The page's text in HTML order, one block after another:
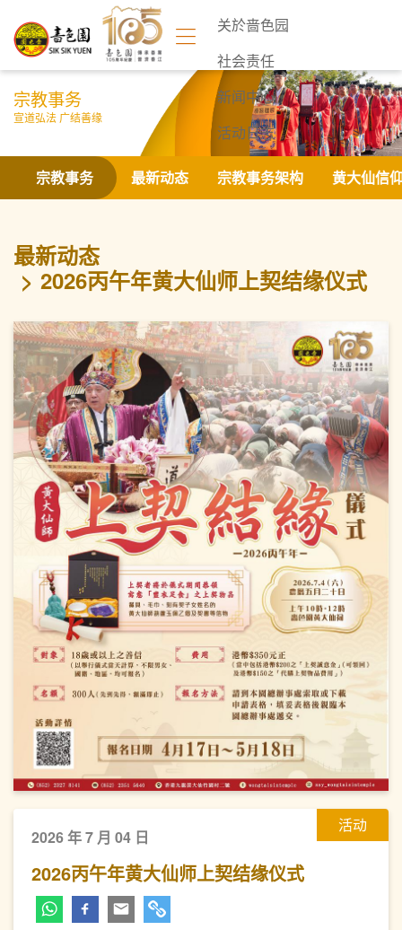
关於啬色园
社会责任
新闻中心
活动日志
联络我们
宗教事务
宣道弘法 广结善缘
宗教事务 最新动态 宗教事务架构 黄大仙信
最新动态
2026丙午年黄大仙师上契结缘仪式
活动
2026 年 7 月 04 日
2026丙午年黄大仙师上契结缘仪式